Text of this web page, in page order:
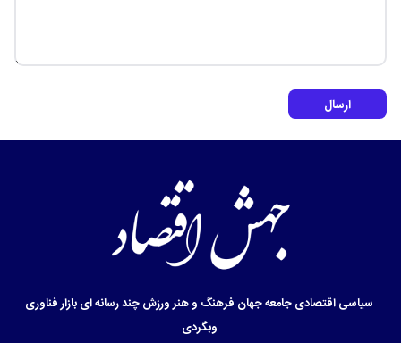
ارسال
سیاسیاقتصادیجامعهجهان فرهنگ و هنرورزشچند رسانه ایبازارفناوری
وبگردی